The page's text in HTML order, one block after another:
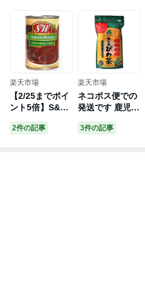
楽天市場
【2/25までポイ
ント5倍】S&W
411g（固形量23
2件の記事
楽天市場
ネコポス便での
発送です 鹿児島
ねじめびわ茶24
3件の記事